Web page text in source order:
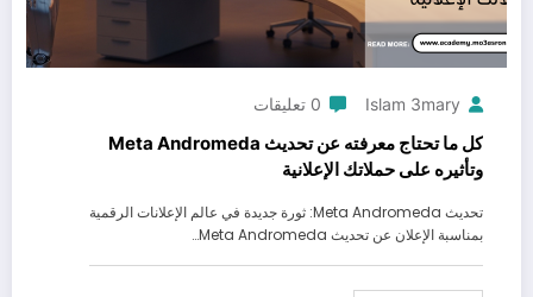
Islam 3mary 0 تعليقات
كل ما تحتاج معرفته عن تحديث Meta Andromeda
وتأثيره على حملاتك الإعلانية
تحديث Meta Andromeda: ثورة جديدة في عالم الإعلانات الرقمية
بمناسبة الإعلان عن تحديث Meta Andromeda…